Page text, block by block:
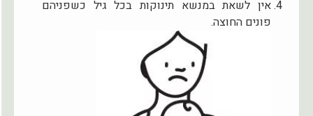
אין לשאת במנשא תינוקות בכל גיל כשפניהם
פונים החוצה.